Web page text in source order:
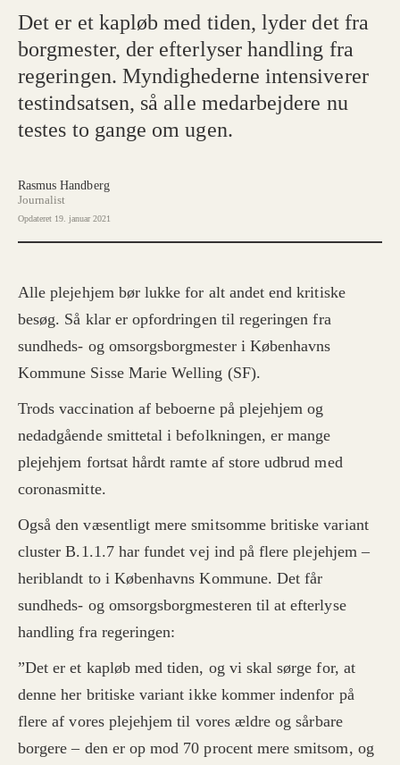
Det er et kapløb med tiden, lyder det fra
borgmester, der efterlyser handling fra
regeringen. Myndighederne intensiverer
testindsatsen, så alle medarbejdere nu
testes to gange om ugen.
Rasmus Handberg
Journalist
Opdateret 19. januar 2021
Alle plejehjem bør lukke for alt andet end kritiske
besøg. Så klar er opfordringen til regeringen fra
sundheds- og omsorgsborgmester i Københavns
Kommune Sisse Marie Welling (SF).
Trods vaccination af beboerne på plejehjem og
nedadgående smittetal i befolkningen, er mange
plejehjem fortsat hårdt ramte af store udbrud med
coronasmitte.
Også den væsentligt mere smitsomme britiske variant
cluster B.1.1.7 har fundet vej ind på flere plejehjem –
heriblandt to i Københavns Kommune. Det får
sundheds- og omsorgsborgmesteren til at efterlyse
handling fra regeringen:
”Det er et kapløb med tiden, og vi skal sørge for, at
denne her britiske variant ikke kommer indenfor på
flere af vores plejehjem til vores ældre og sårbare
borgere – den er op mod 70 procent mere smitsom, og